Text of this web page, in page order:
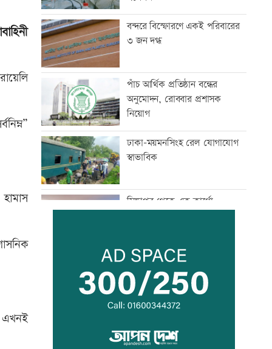
এখনই
বন্দরে বিস্ফোরণে একই পরিবারের
৩ জন দগ্ধ
পাঁচ আর্থিক প্রতিষ্ঠান বন্ধের
অনুমোদন, রোববার প্রশাসক
নিয়োগ
ঢাকা-ময়মনসিংহ রেল যোগাযোগ
স্বাভাবিক
সিঙ্গাপুর থেকে এক কার্গো
মান্দায় ২৯৬ বোতলসহ দুই মাদক
কারবারি আটক
অপপ্রচারের বিরুদ্ধে সতর্ক করল